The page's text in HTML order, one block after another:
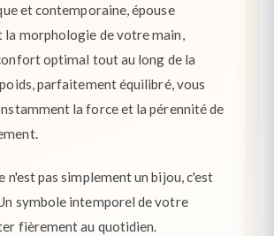
et contemporaine, épouse
morphologie de votre main,
optimal tout au long de la
parfaitement équilibré, vous
la force et la pérennité de
n'est pas simplement un bijou, c'est
symbole intemporel de votre
fièrement au quotidien.